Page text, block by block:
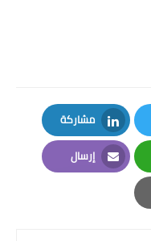
مشاركة
LinkedIn
إرسال
Email